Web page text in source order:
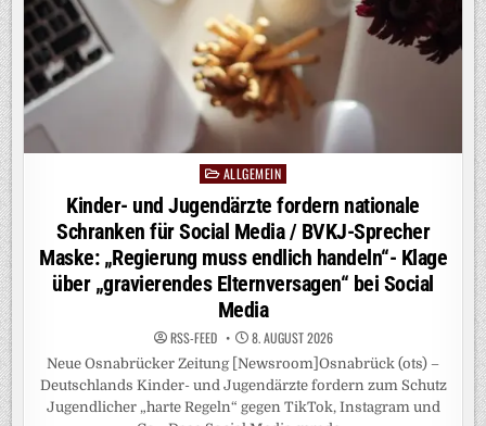
SCHON
JETZT
KAUM
AUSZUHALTEN“-
„DAS
ALLES
GEHT
FALSCHE
RICHTUNG“
PostedALLGEMEIN
Kinder- und Jugendärzte fordern nationale
Schranken für Social Media / BVKJ-Sprecher
Maske: „Regierung muss endlich handeln“- Klage
über „gravierendes Elternversagen“ bei Social
Media
RSS-FEED 8. AUGUST 2026
Neue Osnabrücker Zeitung [Newsroom]Osnabrück (ots) –
Deutschlands Kinder- und Jugendärzte fordern zum Schutz
Jugendlicher „harte Regeln“ gegen TikTok, Instagram und